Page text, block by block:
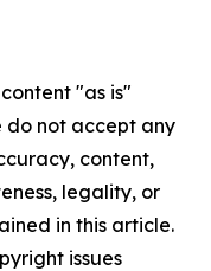
"as is"
do not accept any
content,
legality, or
in this article.
issues